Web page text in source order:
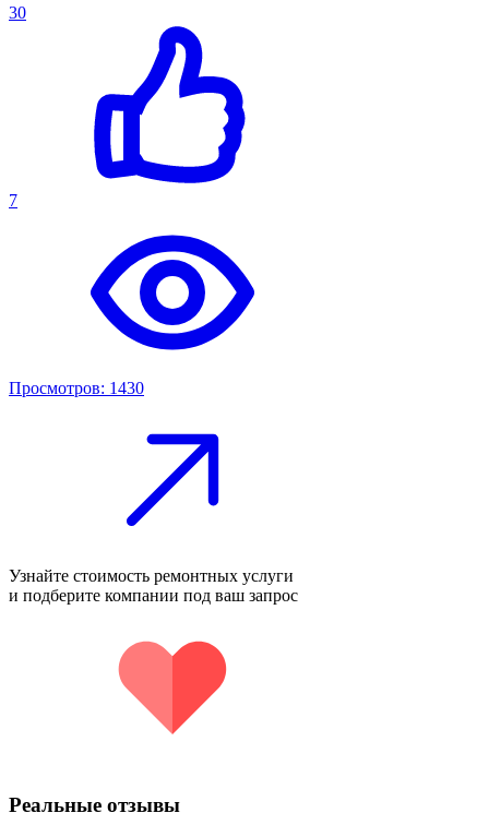
30
7
Просмотров: 1430
Узнайте стоимость ремонтных услуги
и подберите компании под ваш запрос
Реальные отзывы